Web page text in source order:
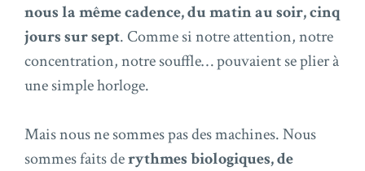
nous la même cadence, du matin au soir, cinq
jours sur sept. Comme si notre attention, notre
concentration, notre souffle… pouvaient se plier à
une simple horloge.
Mais nous ne sommes pas des machines. Nous
sommes faits derythmes biologiques, de